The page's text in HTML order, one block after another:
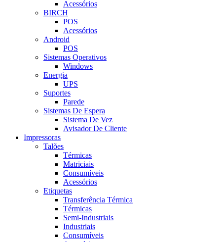
Acessórios
BIRCH
POS
Acessórios
Android
POS
Sistemas Operativos
Windows
Energia
UPS
Suportes
Parede
Sistemas De Espera
Sistema De Vez
Avisador De Cliente
Impressoras
Talões
Térmicas
Matriciais
Consumíveis
Acessórios
Etiquetas
Transferência Térmica
Térmicas
Semi-Industriais
Industriais
Consumíveis